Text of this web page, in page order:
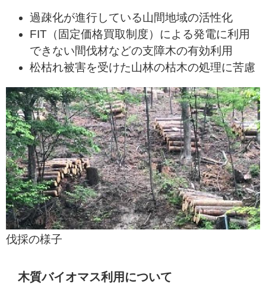
過疎化が進行している山間地域の活性化
FIT（固定価格買取制度）による発電に利用
できない間伐材などの支障木の有効利用
松枯れ被害を受けた山林の枯木の処理に苦慮
伐採の様子
木質バイオマス利用について